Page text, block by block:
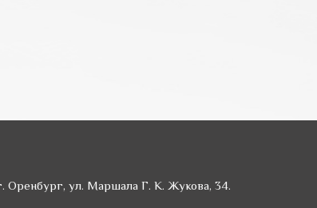
Оренбург, ул. Маршала Г. К. Жукова, 34.